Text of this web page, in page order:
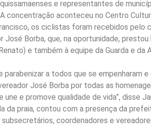
e representantes de
concentração aconteceu no Centro
os ciclistas foram recebidos pelo
José Borba, que, na oportunidade,
e também à equipe da Guarda e
parabenizar a todos que se empenharam
José Borba por todas as
e promove qualidade de vida”, disse
da praia, contou com a presença da
coordenadores e